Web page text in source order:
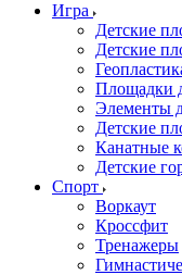
Игра
Детские
Детские
Площадки
Элементы
Детские
Канатные
Детские
Спорт
Воркаут
Кроссфит
Тренажеры